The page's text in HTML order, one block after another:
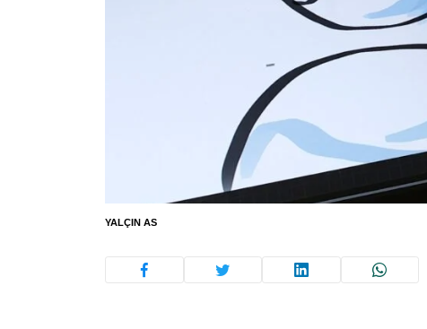
YALÇIN AS